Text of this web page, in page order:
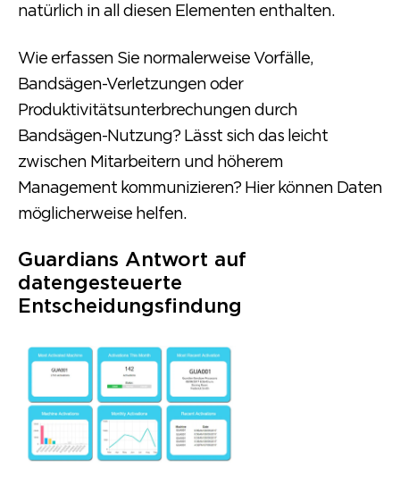
natürlich in all diesen Elementen enthalten.
Wie erfassen Sie normalerweise Vorfälle,
Bandsägen-Verletzungen oder
Produktivitätsunterbrechungen durch
Bandsägen-Nutzung? Lässt sich das leicht
zwischen Mitarbeitern und höherem
Management kommunizieren? Hier können Daten
möglicherweise helfen.
Guardians Antwort auf
datengesteuerte
Entscheidungsfindung